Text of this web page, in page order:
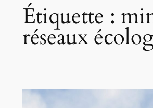
Étiquette :
réseaux